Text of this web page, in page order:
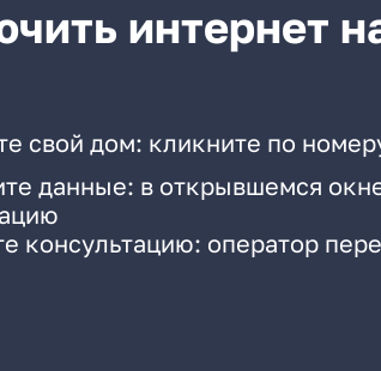
интернет
свой дом: кликните по
данные: в открывшемся
консультацию: оператор